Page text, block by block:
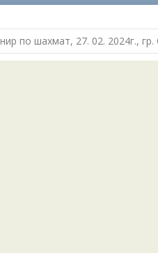
по шахмат, 27. 02. 2024г., гр.